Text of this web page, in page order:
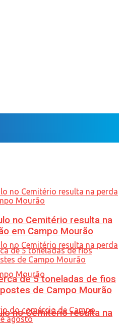
no Cemitério resulta na
no Cemitério resulta na
em Campo Mourão
de 5 toneladas de fios
de Campo Mourão